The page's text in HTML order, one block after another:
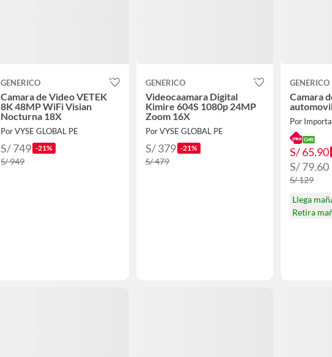
GENERICO
Camara de Video VETEK
8K 48MP WiFi Visian
Nocturna 18X
Por VYSE GLOBAL PE
S/ 749 -21%
S/ 949
GENERICO
Videocaamara Digital
Kimire 604S 1080p 24MP
Zoom 16X
Por VYSE GLOBAL PE
S/ 379 -21%
S/ 479
GENERICO
Camara
Por
S/ 65.90
S/ 79.60
S/ 129
Llega
Retira